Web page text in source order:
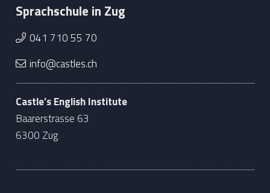
Sprachschule in Zug
041 710 55 70
info@castles.ch
Castle’s English Institute
Baarerstrasse 63
6300 Zug